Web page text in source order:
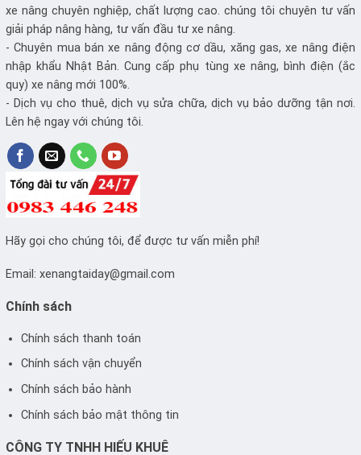
xe nâng chuyên nghiệp, chất lượng cao. chúng tôi chuyên tư vấn
giải pháp nâng hàng, tư vấn đầu tư xe nâng.
- Chuyên mua bán xe nâng động cơ dầu, xăng gas, xe nâng điện
nhập khẩu Nhật Bản. Cung cấp phụ tùng xe nâng, bình điện (ắc
quy) xe nâng mới 100%.
- Dịch vụ cho thuê, dịch vụ sửa chữa, dịch vụ bảo dưỡng tận nơi.
Lên hệ ngay với chúng tôi.
Hãy gọi cho chúng tôi, để được tư vấn miễn phí!
Email: xenangtaiday@gmail.com
Chính sách
Chính sách thanh toán
Chính sách vận chuyển
Chính sách bảo hành
Chính sách bảo mật thông tin
CÔNG TY TNHH HIẾU KHUÊ